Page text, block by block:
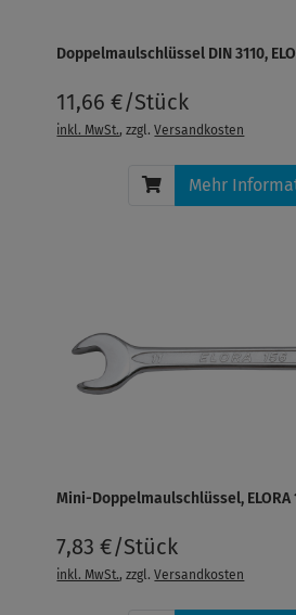
Doppelmaulschlüssel DIN 3110,
11,66 €/Stück
inkl. MwSt., zzgl.Versandkosten
Mehr
Mini-Doppelmaulschlüssel, ELORA
7,83 €/Stück
inkl. MwSt., zzgl.Versandkosten